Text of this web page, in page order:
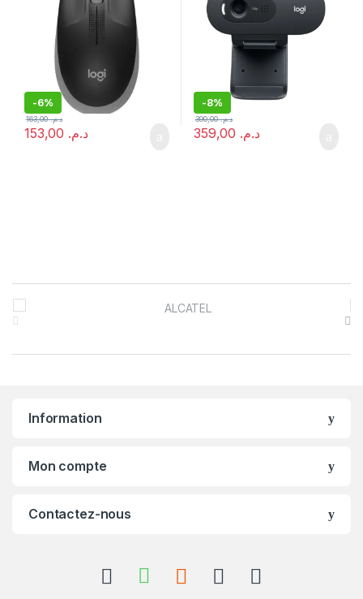
-6%
د.م.
د.م.163,00
-8%
د.م.
د.م.390,00
Information
Mon compte
Contactez-nous